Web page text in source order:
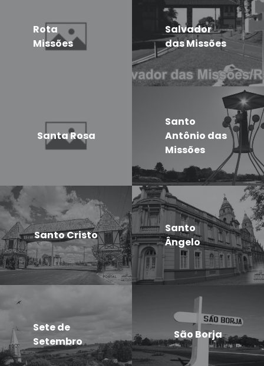
Rota
Missões
Salvador
das Missões
Santa Rosa
Santo
Antônio das
Missões
Santo Cristo
Santo
Ângelo
Sete de
Setembro
São Borja